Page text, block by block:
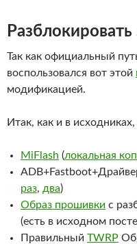
Разблокировать
Так как официальный
воспользовался вот этой
модификацией.
Итак, как и в
MiFlash (локальная
раз, два)
Образ прошивки с
(есть в исходном
Правильный TWRP